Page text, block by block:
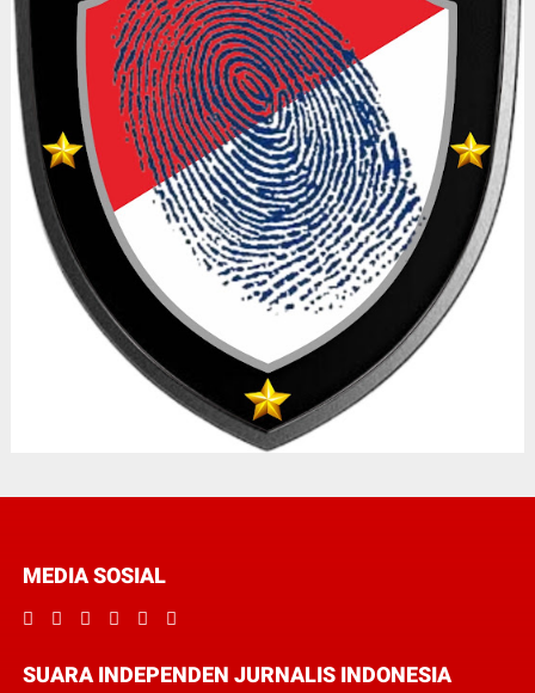
MEDIA SOSIAL
SUARA INDEPENDEN JURNALIS INDONESIA